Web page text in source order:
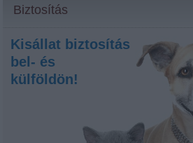
Biztosítás
Kisállat biztosítás
bel- és
külföldön!